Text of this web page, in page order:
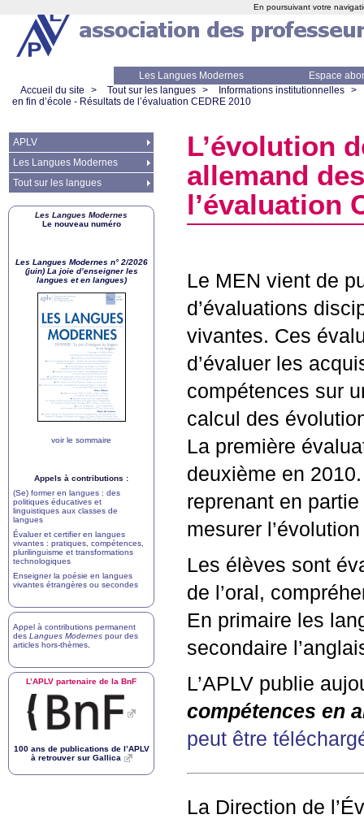
Les Langues Modernes
Espace
Accueil du site
> Tout sur les langues > Informations institutionnelles >
en fin d’école - Résultats de l’évaluation CEDRE 2010
L’évolution
allemand
l’évaluation
Le MEN vient de
d’évaluations
vivantes. Ces
d’évaluer les
compétences sur
calcul des
La première
deuxième en
reprenant en
mesurer
Les élèves sont
de l’oral,
En primaire les
secondaire
L’APLV publie
compétences en
peut être
La Direction de
APLV
Les Langues Modernes
Tout sur les langues
Les Langues Modernes
Le nouveau numéro
Les Langues Modernes n° 2/2026
(juin) La joie d’enseigner les
langues et en langues)
voir le sommaire
Appels à contributions :
(Se) former en langues : des
politiques éducatives et
linguistiques aux classes de
langues
Évaluer et certifier en langues
vivantes : pratiques, compétences,
plurilinguisme et transformations
technologiques
Enseigner la poésie en langues
vivantes étrangères ou secondes
Appel à contributions permanent
des Langues Modernes pour des
articles hors-thèmes
L’APLV partenaire de la BnF
100 ans de publications de l’APLV
à retrouver sur Gallica
En poursuivant votre